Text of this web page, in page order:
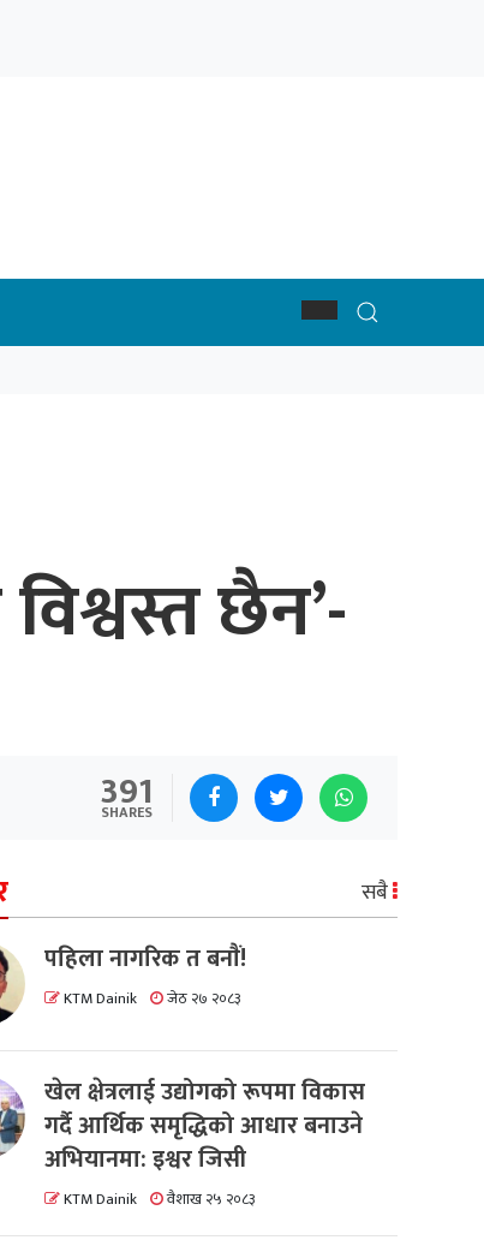
छैन’-
391
SHARES
सबै
पहिला नागरिक त बनाैं!
KTM Dainik जेठ २७ २०८३
खेल क्षेत्रलाई उद्योगको रूपमा विकास
गर्दै आर्थिक समृद्धिको आधार बनाउने
अभियानमा: इश्वर जिसी
KTM Dainik वैशाख २५ २०८३